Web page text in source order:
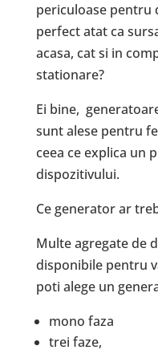
periculoase pentru
perfect atat ca
acasa, cat si in
stationare?
Ei bine,
sunt alese pentru
ceea ce explica un
dispozitivului.
Ce generator ar
Multe agregate de
disponibile pentru
poti alege un
mono faza
trei faze,